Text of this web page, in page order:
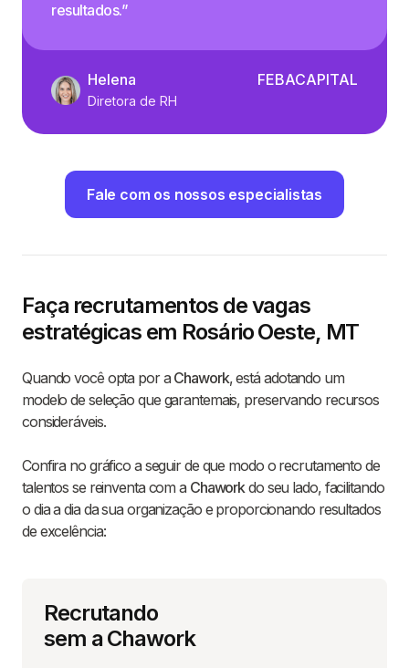
resultados.”
Helena
Diretora de RH
FEBACAPITAL
Fale com os nossos especialistas
Faça recrutamentos de vagas
estratégicas em Rosário Oeste, MT
Quando você opta por a Chawork, está adotando um
modelo de seleção que garantemais, preservando recursos
consideráveis.
Confira no gráfico a seguir de que modo o recrutamento de
talentos se reinventa com a Chaworkdo seu lado, facilitando
o dia a dia da sua organização e proporcionando resultados
de excelência:
Recrutando
sem a Chawork